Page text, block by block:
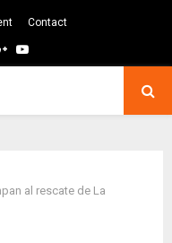
Contact
GoogleYoutube
al rescate de La